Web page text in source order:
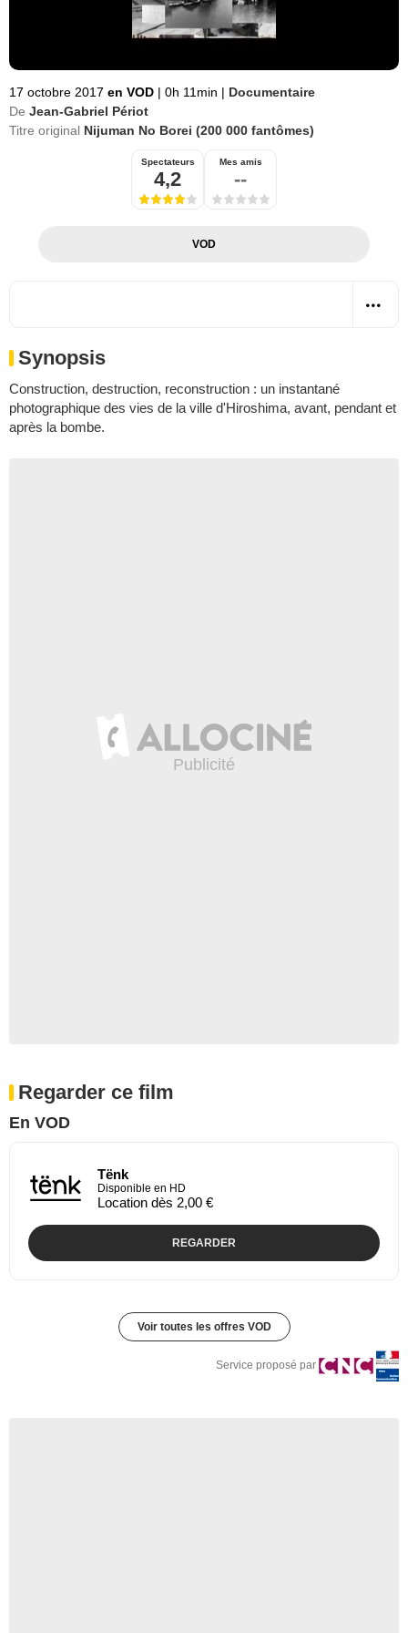
17 octobre 2017 en VOD | 0h 11min | Documentaire
De Jean-Gabriel Périot
Titre original Nijuman No Borei (200 000 fantômes)
Spectateurs
4,2
Mes amis
--
VOD
Synopsis
Construction, destruction, reconstruction : un instantané
photographique des vies de la ville d'Hiroshima, avant, pendant et
après la bombe.
Regarder ce film
En VOD
Tënk
Disponible en HD
Location dès 2,00 €
REGARDER
Voir toutes les offres VOD
Service proposé par